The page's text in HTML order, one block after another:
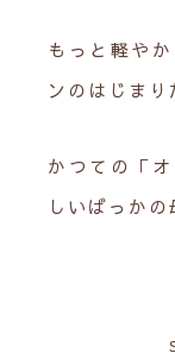
もっと軽や
ンのはじまり
かつての「
しいばっかの